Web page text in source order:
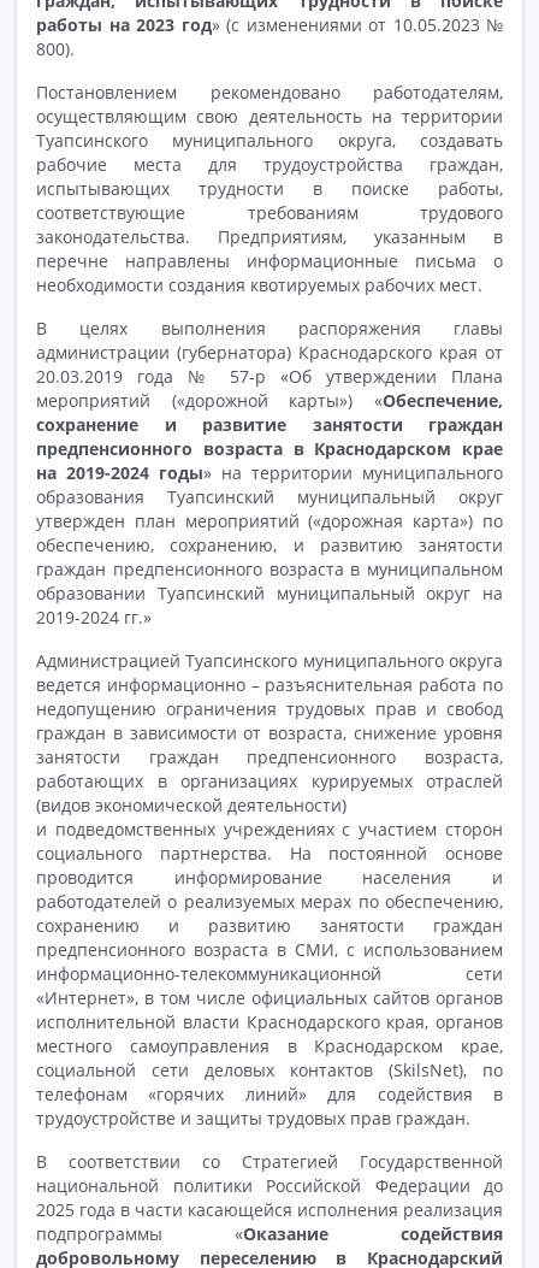
работы на 2023 год» (с изменениями от 10.05.2023 №
800).
Постановлением рекомендовано работодателям,
осуществляющим свою деятельность на территории
Туапсинского муниципального округа, создавать
рабочие места для трудоустройства граждан,
испытывающих трудности в поиске работы,
соответствующие требованиям трудового
законодательства. Предприятиям, указанным в
перечне направлены информационные письма о
необходимости создания квотируемых рабочих мест.
В целях выполнения распоряжения главы
администрации (губернатора) Краснодарского края от
20.03.2019 года № 57-р «Об утверждении Плана
мероприятий («дорожной карты») «Обеспечение,
сохранение и развитие занятости граждан
предпенсионного возраста в Краснодарском крае
на 2019-2024 годы» на территории муниципального
образования Туапсинский муниципальный округ
утвержден план мероприятий («дорожная карта») по
обеспечению, сохранению, и развитию занятости
граждан предпенсионного возраста в муниципальном
образовании Туапсинский муниципальный округ на
2019-2024 гг.»
Администрацией Туапсинского муниципального округа
ведется информационно – разъяснительная работа по
недопущению ограничения трудовых прав и свобод
граждан в зависимости от возраста, снижение уровня
занятости граждан предпенсионного возраста,
работающих в организациях курируемых отраслей
(видов экономической деятельности)
и подведомственных учреждениях с участием сторон
социального партнерства. На постоянной основе
проводится информирование населения и
работодателей о реализуемых мерах по обеспечению,
сохранению и развитию занятости граждан
предпенсионного возраста в СМИ, с использованием
информационно-телекоммуникационной сети
«Интернет», в том числе официальных сайтов органов
исполнительной власти Краснодарского края, органов
местного самоуправления в Краснодарском крае,
социальной сети деловых контактов (SkilsNet), по
телефонам «горячих линий» для содействия в
трудоустройстве и защиты трудовых прав граждан.
В соответствии со Стратегией Государственной
национальной политики Российской Федерации до
2025 года в части касающейся исполнения реализация
подпрограммы «Оказание содействия
добровольному переселению в Краснодарский